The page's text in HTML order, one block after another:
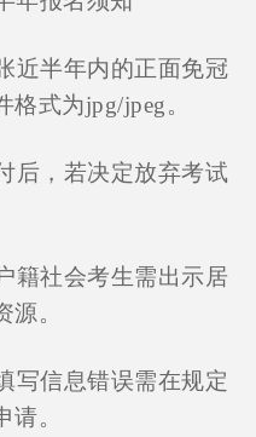
近半年内的正面免冠
式为jpg/jpeg。
后，若决定放弃考试
籍社会考生需出示居
。
写信息错误需在规定
。